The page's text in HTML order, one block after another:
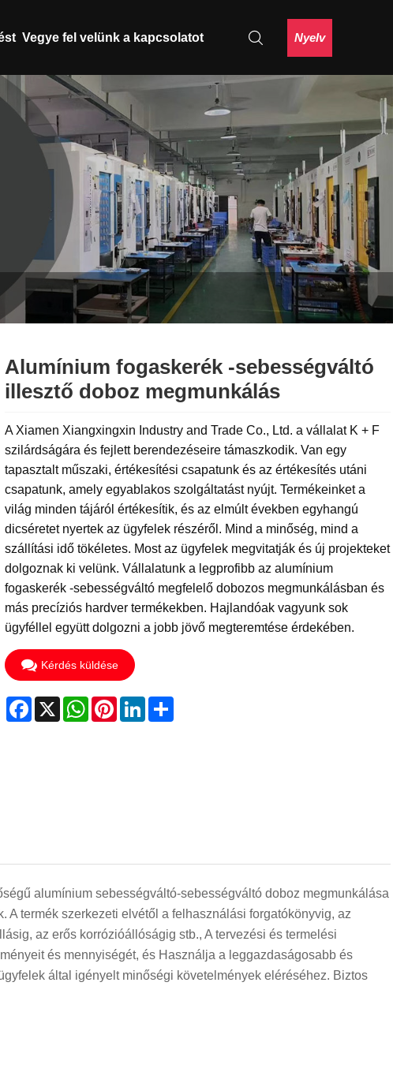
Vegye fel velünk a kapcsolatot Nyelv
Alumínium fogaskerék -sebességváltó
illesztő doboz megmunkálás
A Xiamen Xiangxingxin Industry and Trade Co., Ltd. a vállalat K + F
szilárdságára és fejlett berendezéseire támaszkodik. Van egy
tapasztalt műszaki, értékesítési csapatunk és az értékesítés utáni
csapatunk, amely egyablakos szolgáltatást nyújt. Termékeinket a
világ minden tájáról értékesítik, és az elmúlt években egyhangú
dicséretet nyertek az ügyfelek részéről. Mind a minőség, mind a
szállítási idő tökéletes. Most az ügyfelek megvitatják és új projekteket
dolgoznak ki velünk. Vállalatunk a legprofibb az alumínium
fogaskerék -sebességváltó megfelelő dobozos megmunkálásban és
más precíziós hardver termékekben. Hajlandóak vagyunk sok
ügyféllel együtt dolgozni a jobb jövő megteremtése érdekében.
Kérdés küldése
Facebook
X WhatsApp
PinterestLinkedInShare
alumínium sebességváltó-sebességváltó doboz megmunkálása
termék szerkezeti elvétől a felhasználási forgatókönyvig, az
az erős korrózióállóságig stb., A tervezési és termelési
és mennyiségét, és Használja a leggazdaságosabb és
által igényelt minőségi követelmények eléréséhez. Biztos